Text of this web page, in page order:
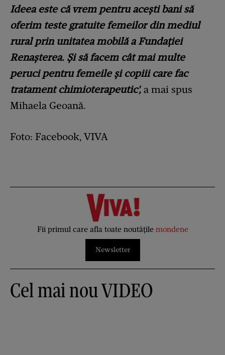
Ideea este că vrem pentru acești bani să
oferim teste gratuite femeilor din mediul
rural prin unitatea mobilă a Fundației
Renașterea. Și să facem cât mai multe
peruci pentru femeile și copiii care fac
tratament chimioterapeutic', a mai spus
Mihaela Geoană.
Foto: Facebook, VIVA
Fii primul care afla toate noutățile mondene
Newsletter
Cel mai nou VIDEO